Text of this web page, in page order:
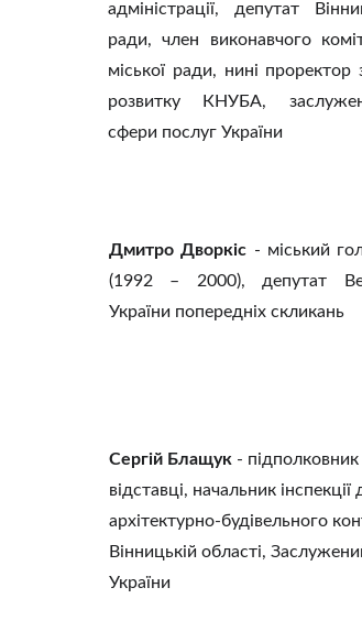
адміністрації, депутат
ради, член виконавчого
міської ради, нині проректор
розвитку КНУБА,
сфери послуг України
Дмитро Дворкіс - міський
(1992 – 2000), депутат
України попередніх скликань
Сергій Блащук -
відставці, начальник
архітектурно-будівельного
Вінницькій області,
України